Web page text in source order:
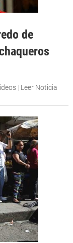
de
| Leer Noticia